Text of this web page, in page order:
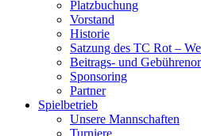
Platzbuchung
Vorstand
Historie
Satzung des TC Rot –
Beitrags- und
Sponsoring
Partner
Spielbetrieb
Unsere Mannschaften
Turniere